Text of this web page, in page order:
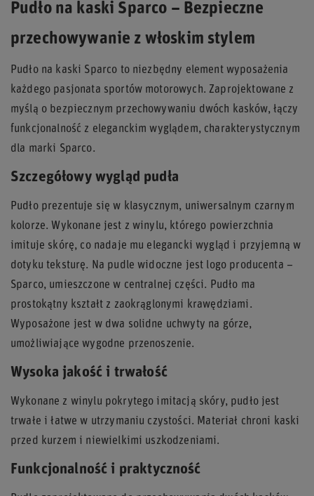
Pudło na kaski Sparco – Bezpieczne
przechowywanie z włoskim stylem
Pudło na kaski Sparco to niezbędny element wyposażenia
każdego pasjonata sportów motorowych. Zaprojektowane z
myślą o bezpiecznym przechowywaniu dwóch kasków, łączy
funkcjonalność z eleganckim wyglądem, charakterystycznym
dla marki Sparco.
Szczegółowy wygląd pudła
Pudło prezentuje się w klasycznym, uniwersalnym czarnym
kolorze. Wykonane jest z winylu, którego powierzchnia
imituje skórę, co nadaje mu elegancki wygląd i przyjemną w
dotyku teksturę. Na pudle widoczne jest logo producenta –
Sparco, umieszczone w centralnej części. Pudło ma
prostokątny kształt z zaokrąglonymi krawędziami.
Wyposażone jest w dwa solidne uchwyty na górze,
umożliwiające wygodne przenoszenie.
Wysoka jakość i trwałość
Wykonane z winylu pokrytego imitacją skóry, pudło jest
trwałe i łatwe w utrzymaniu czystości. Materiał chroni kaski
przed kurzem i niewielkimi uszkodzeniami.
Funkcjonalność i praktyczność